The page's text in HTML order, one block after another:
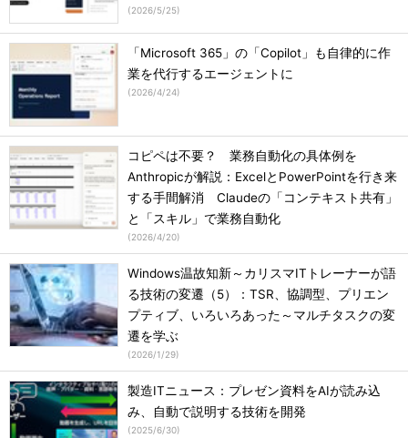
(2026/5/25)
「Microsoft 365」の「Copilot」も自律的に作
業を代行するエージェントに
(2026/4/24)
コピペは不要？ 業務自動化の具体例を
Anthropicが解説：ExcelとPowerPointを行き来
する手間解消 Claudeの「コンテキスト共有」
と「スキル」で業務自動化
(2026/4/20)
Windows温故知新～カリスマITトレーナーが語
る技術の変遷（5）：TSR、協調型、プリエン
プティブ、いろいろあった～マルチタスクの変
遷を学ぶ
(2026/1/29)
製造ITニュース：プレゼン資料をAIが読み込
み、自動で説明する技術を開発
(2025/6/30)